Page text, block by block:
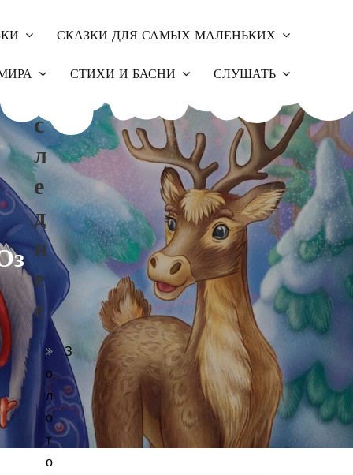
СКАЗКИ ДЛЯ САМЫХ МАЛЕНЬКИХ
СТИХИ И БАСНИ СЛУШАТЬ
С
Л
Е
Д
Н
Е
Е
З
о
л
о
т
о